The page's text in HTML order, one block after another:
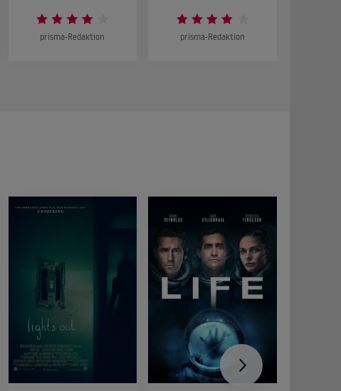
prisma-Redaktion prisma-Redaktion